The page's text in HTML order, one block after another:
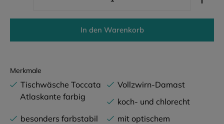
In den Warenkorb
Merkmale
Tischwäsche Toccata
Atlaskante farbig
Vollzwirn-Damast
koch- und chlorecht
besonders farbstabil
mit optischem